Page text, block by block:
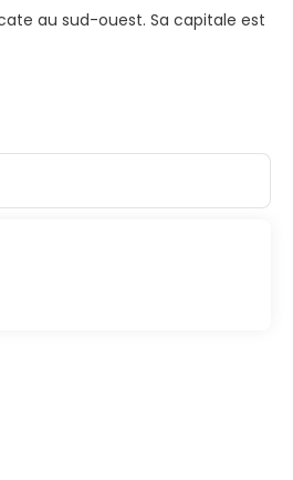
au sud-ouest. Sa capitale est